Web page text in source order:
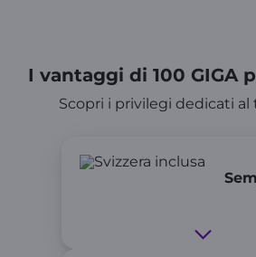
I vantaggi di 100 GIGA
Scopri i privilegi dedicati al